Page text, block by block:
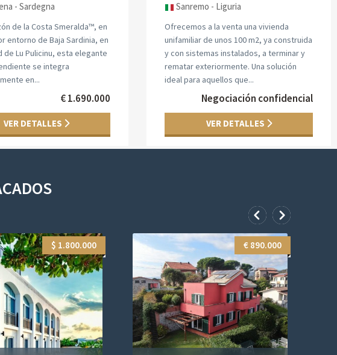
- Sardegna
de la Costa Smeralda™, en
entorno de Baja Sardinia, en
de Lu Pulicinu, esta elegante
se integra
en...
€ 1.690.000
VER DETALLES
Sanremo - Liguria
Ofrecemos a la venta una vivienda
unifamiliar de unos 100 m2, ya construida
y con sistemas instalados, a terminar y
rematar exteriormente. Una solución
ideal para aquellos que...
Negociación confidencial
VER DETALLES
$ 1.800.000 € 890.000